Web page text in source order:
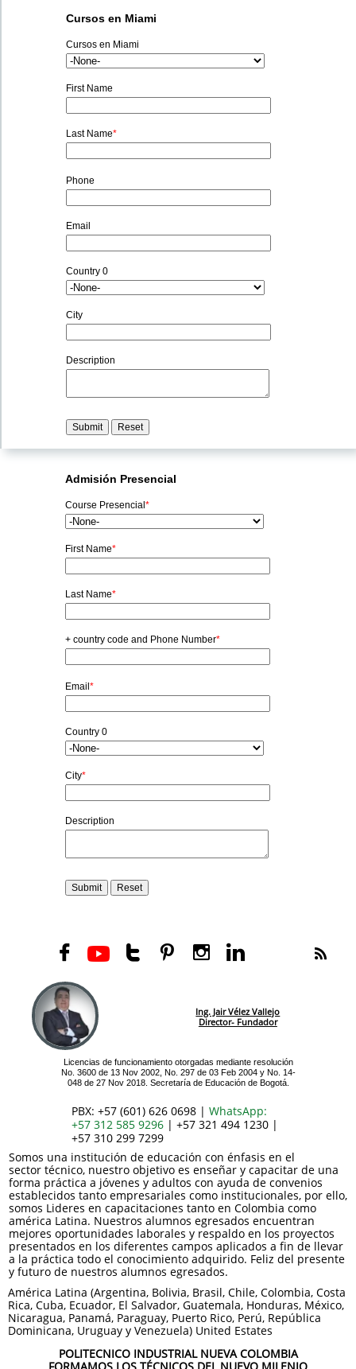
     
Ing. Jair Vélez Vallejo
Director- Fundador
Licencias de funcionamiento otorgadas mediante resolución
No. 3600 de 13 Nov 2002, No. 297 de 03 Feb 2004 y No. 14-
048 de 27 Nov 2018. Secretaría de Educación de Bogotá.
PBX: +57 (601) 626 0698 | WhatsApp:
+57 312 585 9296 | +57 321 494 1230 |
+57 310 299 7299
Somos una institución de educación con énfasis en el
sector técnico, nuestro objetivo es enseñar y capacitar de una
forma práctica a jóvenes y adultos con ayuda de convenios
establecidos tanto empresariales como institucionales, por ello,
somos Lideres en capacitaciones tanto en Colombia como
américa Latina. Nuestros alumnos egresados encuentran
mejores oportunidades laborales y respaldo en los proyectos
presentados en los diferentes campos aplicados a fin de llevar
a la práctica todo el conocimiento adquirido. Feliz del presente
y futuro de nuestros alumnos egresados.
América Latina (Argentina, Bolivia, Brasil, Chile, Colombia, Costa
Rica, Cuba, Ecuador, El Salvador, Guatemala, Honduras, México,
Nicaragua, Panamá, Paraguay, Puerto Rico, Perú, República
Dominicana, Uruguay y Venezuela) United Estates
POLITECNICO INDUSTRIAL NUEVA COLOMBIA